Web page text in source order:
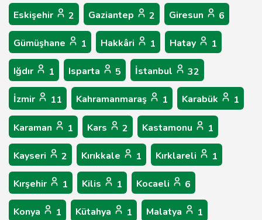
Eskişehir 2 Gaziantep 2 Giresun 6
Gümüşhane 1 Hakkâri 1 Hatay 1
Iğdır 1 Isparta 5 İstanbul 32
İzmir 11 Kahramanmaraş 1 Karabük 1
Karaman 1 Kars 2 Kastamonu 1
Kayseri 2 Kırıkkale 1 Kırklareli 1
Kırşehir 1 Kilis 1 Kocaeli 6
Konya 1 Kütahya 1 Malatya 1